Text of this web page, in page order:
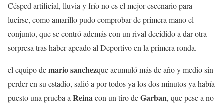
Césped artificial, lluvia y frío no es el mejor escenario para
lucirse, como amarillo pudo comprobar de primera mano el
conjunto, que se contró además con un rival decidido a dar otra
sorpresa tras haber apeado al Deportivo en la primera ronda.
el equipo demario sanchezque acumuló más de año y medio sin
perder en su estadio, salió a por todos ya los dos minutos ya había
puesto una prueba aReinacon un tiro deGarban, que pese a no